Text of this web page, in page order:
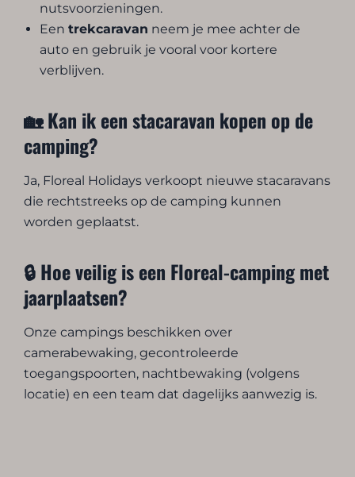
nutsvoorzieningen.
Eentrekcaravan neem je mee achter de
auto en gebruik je vooral voor kortere
verblijven.
🏡 Kan ik een stacaravan kopen op de
camping?
Ja, Floreal Holidays verkoopt nieuwe stacaravans
die rechtstreeks op de camping kunnen
worden geplaatst.
🔒 Hoe veilig is een Floreal-camping met
jaarplaatsen?
Onze campings beschikken over
camerabewaking, gecontroleerde
toegangspoorten, nachtbewaking (volgens
locatie) en een team dat dagelijks aanwezig is.